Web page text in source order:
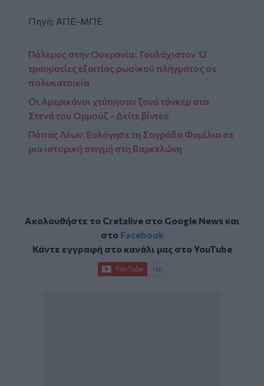
Πηγή: ΑΠΕ-ΜΠΕ
Πόλεμος στην Ουκρανία: Τουλάχιστον 12
τραυματίες εξαιτίας ρωσικού πλήγματος σε
πολυκατοικία
Οι Αμερικάνοι χτύπησαν ξανά τάνκερ στα
Στενά του Ορμούζ - Δείτε βίντεο
Πάπας Λέων: Ευλόγησε τη Σαγράδα Φαμίλια σε
μια ιστορική στιγμή στη Βαρκελώνη
Ακολουθήστε το Cretalive στο Google Newsκαι
στο Facebook
Κάντε εγγραφή στο κανάλι μας στοYouTube